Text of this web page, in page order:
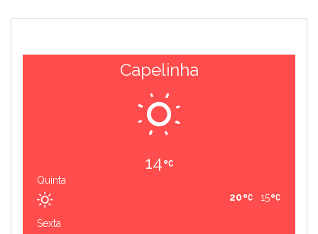
Capelinha
14
Quinta
15
20
Sexta